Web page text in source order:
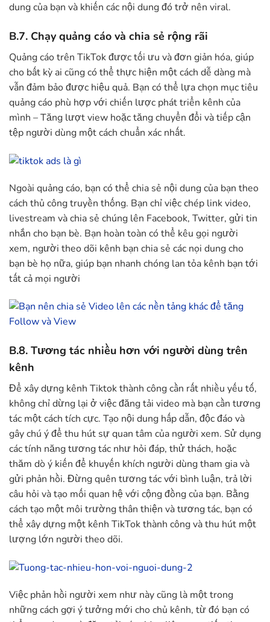
dung của bạn và khiến các nội dung đó trở nên viral.
B.7. Chạy quảng cáo và chia sẻ rộng rãi
Quảng cáo trên TikTok được tối ưu và đơn giản hóa, giúp
cho bất kỳ ai cũng có thể thực hiện một cách dễ dàng mà
vẫn đảm bảo được hiệu quả. Bạn có thể lựa chọn mục tiêu
quảng cáo phù hợp với chiến lược phát triển kênh của
mình – Tăng lượt view hoặc tăng chuyển đổi và tiếp cận
tệp người dùng một cách chuẩn xác nhất.
Ngoài quảng cáo, bạn có thể chia sẻ nội dung của bạn theo
cách thủ công truyền thống. Bạn chỉ việc chép link video,
livestream và chia sẻ chúng lên Facebook, Twitter, gửi tin
nhắn cho bạn bè. Bạn hoàn toàn có thể kêu gọi người
xem, người theo dõi kênh bạn chia sẻ các nọi dung cho
bạn bè họ nữa, giúp bạn nhanh chóng lan tỏa kênh bạn tới
tất cả mọi người
B.8. Tương tác nhiều hơn với người dùng trên
kênh
Để xây dựng kênh Tiktok thành công cần rất nhiều yếu tố,
không chỉ dừng lại ở việc đăng tải video mà bạn cần tương
tác một cách tích cực. Tạo nội dung hấp dẫn, độc đáo và
gây chú ý để thu hút sự quan tâm của người xem. Sử dụng
các tính năng tương tác như hỏi đáp, thử thách, hoặc
thăm dò ý kiến để khuyến khích người dùng tham gia và
gửi phản hồi. Đừng quên tương tác với bình luận, trả lời
câu hỏi và tạo mối quan hệ với cộng đồng của bạn. Bằng
cách tạo một môi trường thân thiện và tương tác, bạn có
thể xây dựng một kênh TikTok thành công và thu hút một
lượng lớn người theo dõi.
Việc phản hồi người xem như này cũng là một trong
những cách gợi ý tưởng mới cho chủ kênh, từ đó bạn có